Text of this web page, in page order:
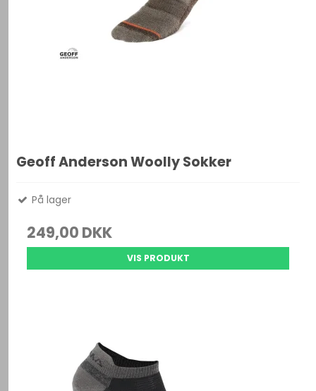
Geoff Anderson Woolly Sokker
På lager
249,00 DKK
VIS PRODUKT